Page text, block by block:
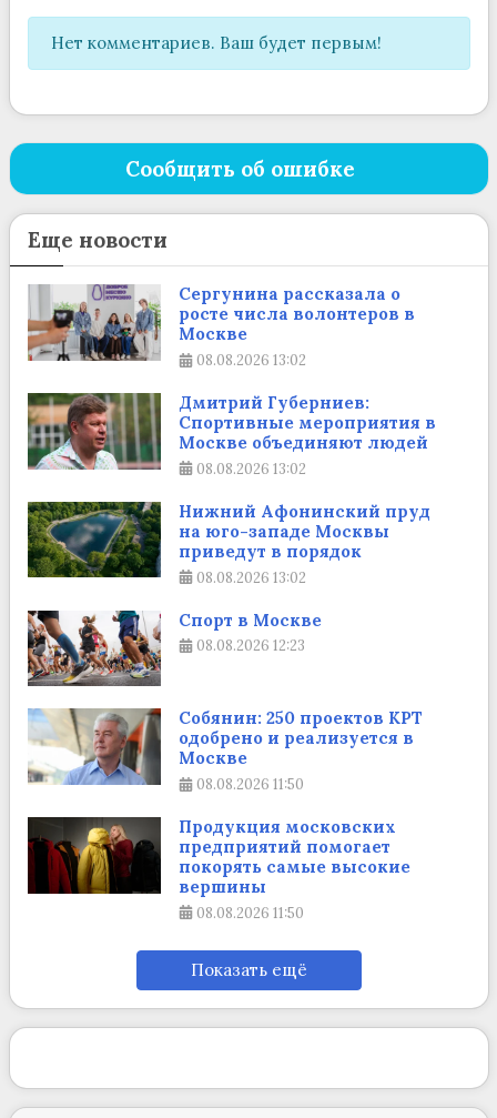
Нет комментариев. Ваш будет первым!
Сообщить об ошибке
Еще новости
Сергунина рассказала о
росте числа волонтеров в
Москве
08.08.2026 13:02
Дмитрий Губерниев:
Спортивные мероприятия в
Москве объединяют людей
08.08.2026 13:02
Нижний Афонинский пруд
на юго-западе Москвы
приведут в порядок
08.08.2026 13:02
Спорт в Москве
08.08.2026 12:23
Собянин: 250 проектов КРТ
одобрено и реализуется в
Москве
08.08.2026 11:50
Продукция московских
предприятий помогает
покорять самые высокие
вершины
08.08.2026 11:50
Показать ещё